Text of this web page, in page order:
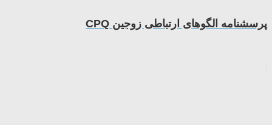
پرسشنامه الگوهای ارتباطی زوجین CPQ